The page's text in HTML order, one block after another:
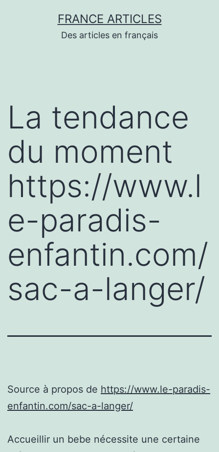
FRANCE ARTICLES
Des articles en français
La tendance
du moment
https://www.l
e-paradis-
enfantin.com/
sac-a-langer/
Source à propos de https://www.le-paradis-
enfantin.com/sac-a-langer/
Accueillir un bebe nécessite une certaine